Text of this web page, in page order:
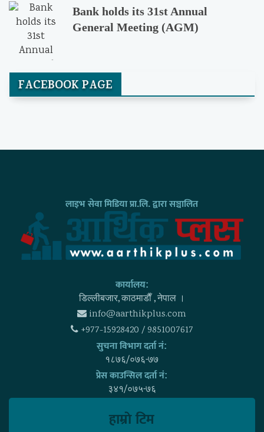
Bank holds its 31st Annual
General Meeting (AGM)
FACEBOOK PAGE
लाइभ सेवा मिडिया प्रा.लि. द्वारा सञ्चालित
कार्यालय:
डिल्लीबजार, काठमाडाैँ , नेपाल ।
info@aarthikplus.com
+977-15928420 / 9851007617
सुचना विभाग दर्ता नं:
१८७६/०७६-७७
प्रेस काउन्सिल दर्ता नं:
३४१/०७५-७६
हाम्राे टिम